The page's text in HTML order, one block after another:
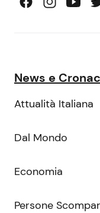
News e
Attualità Italiana
Dal Mondo
Economia
Persone